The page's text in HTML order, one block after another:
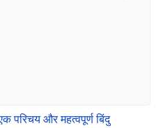
परिचय और महत्वपूर्ण बिंदु